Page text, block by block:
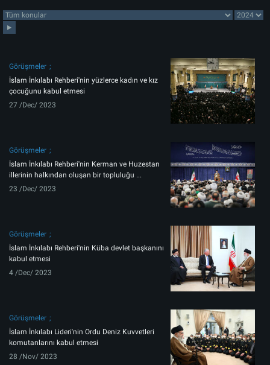
Görüşmeler
İslam İnkılabı Rehberi'nin yüzlerce kadın ve kız
çocuğunu kabul etmesi
27 /Dec/ 2023
Görüşmeler
İslam İnkılabı Rehberi'nin Kerman ve Huzestan
illerinin halkından oluşan bir topluluğu ...
23 /Dec/ 2023
Görüşmeler
İslam İnkılabı Rehberi'nin Küba devlet başkanını
kabul etmesi
4 /Dec/ 2023
Görüşmeler
İslam İnkılabı Lideri'nin Ordu Deniz Kuvvetleri
komutanlarını kabul etmesi
28 /Nov/ 2023